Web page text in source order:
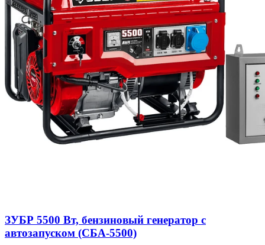
ЗУБР 5500 Вт, бензиновый генератор с
автозапуском (СБА-5500)